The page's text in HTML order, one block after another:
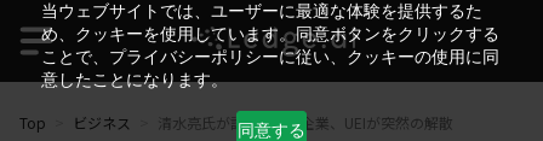
当ウェブサイトでは、ユーザーに最適な体験を提供するた
め、クッキーを使用しています。同意ボタンをクリックする
ことで、プライバシーポリシーに従い、クッキーの使用に同
意したことになります。
同意する
Top ビジネス 清水亮氏が設立したAI企業、UEIが突然の解散